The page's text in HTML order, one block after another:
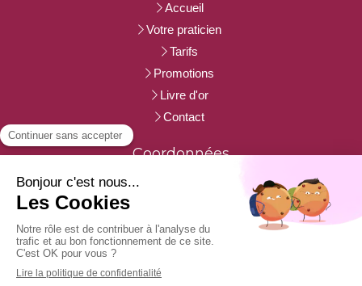
Accueil
Votre praticien
Tarifs
Promotions
Livre d'or
Contact
Coordonnées
Afficher le téléphone
Afficher le téléphone